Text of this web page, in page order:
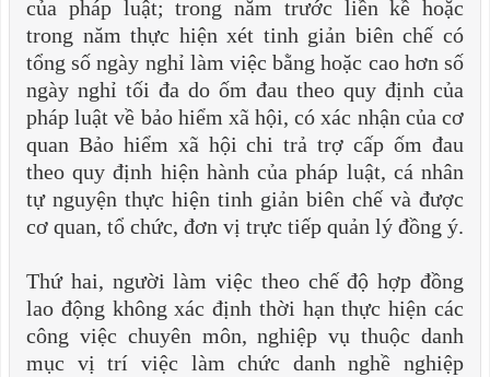
của pháp luật; trong năm trước liền kề hoặc
trong năm thực hiện xét tinh giản biên chế có
tổng số ngày nghỉ làm việc bằng hoặc cao hơn số
ngày nghỉ tối đa do ốm đau theo quy định của
pháp luật về bảo hiểm xã hội, có xác nhận của cơ
quan Bảo hiểm xã hội chi trả trợ cấp ốm đau
theo quy định hiện hành của pháp luật, cá nhân
tự nguyện thực hiện tinh giản biên chế và được
cơ quan, tổ chức, đơn vị trực tiếp quản lý đồng ý.
Thứ hai, người làm việc theo chế độ hợp đồng
lao động không xác định thời hạn thực hiện các
công việc chuyên môn, nghiệp vụ thuộc danh
mục vị trí việc làm chức danh nghề nghiệp